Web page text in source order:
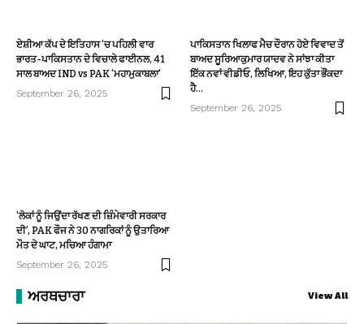
ਏਸ਼ੀਆ ਕੱਪ ਦੇ ਇਤਿਹਾਸ ‘ਚ ਪਹਿਲੀ ਵਾਰ
ਭਾਰਤ-ਪਾਕਿਸਤਾਨ ਦੇ ਵਿਚਾਲੇ ਫਾਈਨਲ, 41
ਸਾਲ ਬਾਅਦ IND vs PAK ‘ਮਹਾਮੁਕਾਬਲਾ’
September 26, 2025
ਪਾਕਿਸਤਾਨ ਖਿਲਾਫ ਮੈਚ ਦੌਰਾਨ ਹੋਏ ਵਿਵਾਦ ਤੋਂ
ਬਾਅਦ ਸੂਰਿਆਕੁਮਾਰ ਯਾਦਵ ਨੇ ਸਾਂਝਾ ਕੀਤਾ
ਇੱਕ ਨਵਾਂ ਵੀਡੀਓ, ਲਿਖਿਆ, ਇਹ ਕੁੱਤਾ ਭੌਂਕਦਾ
ਹੈ…
September 26, 2025
‘ਲੋਕਾਂ ਨੂੰ ਜਿਉਂਦਾ ਰੱਖਣ ਦੀ ਜ਼ਿੰਮੇਵਾਰੀ ਸਰਕਾਰ
ਦੀ’, PAK ਫੌਜ ਨੇ 30 ਨਾਗਰਿਕਾਂ ਨੂੰ ਉਤਾਰਿਆ
ਮੌਤ ਦੇ ਘਾਟ, ਮਚਿਆ ਹੰਗਾਮਾ
September 26, 2025
ਅਰਥਚਾਰਾ View All